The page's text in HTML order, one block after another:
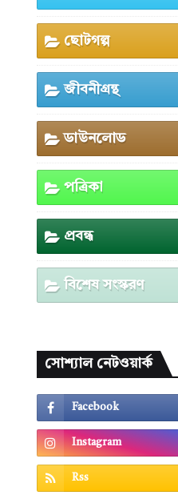
ছোটগল্প
জীবনীগ্রন্থ
ডাউনলোড
পত্রিকা
প্রবন্ধ
বিশেষ সংস্করণ
সোশ্যাল নেটওয়ার্ক